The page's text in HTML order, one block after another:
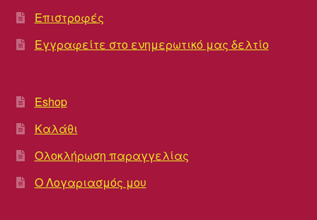
Επιστροφές
Εγγραφείτε στο ενημερωτικό μας δελτίο
Eshop
Καλάθι
Ολοκλήρωση παραγγελίας
Ο Λογαριασμός μου